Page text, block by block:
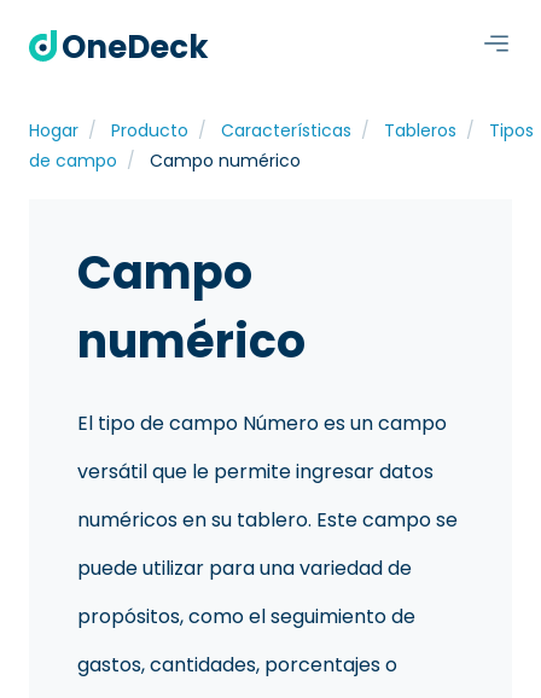
OneDeck
Hogar Producto Características Tableros
Tipos
de campo
Campo numérico
Campo
numérico
El tipo de campo Número es un campo
versátil que le permite ingresar datos
numéricos en su tablero. Este campo se
puede utilizar para una variedad de
propósitos, como el seguimiento de
gastos, cantidades, porcentajes o